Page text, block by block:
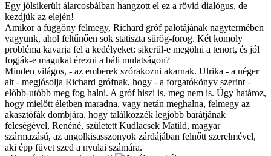
Egy jólsikerült álarcosbálban hangzott el ez a rövid dialógus, de
kezdjük az elején!
Amikor a függöny felmegy, Richard gróf palotájának nagytermében
vagyunk, ahol feltűnően sok statiszta sürög-forog. Két komoly
probléma kavarja fel a kedélyeket: sikerül-e megölni a tenort, és jól
fogják-e magukat érezni a báli mulatságon?
Minden világos, - az emberek szórakozni akarnak. Ulrika - a néger
alt - megjósolja Richard grófnak, hogy - a forgatókönyv szerint -
előbb-utóbb meg fog halni. A gróf hiszi is, meg nem is. Úgy határoz,
hogy mielőtt életben maradna, vagy netán meghalna, felmegy az
akasztófák dombjára, hogy találkozzék legjobb barátjának
feleségével, Renéné, született Kudlacsek Matild, magyar
származású, az angolkisasszonyok zárdájában felnőtt szerelmével,
aki épp füvet szed a nyulai számára.